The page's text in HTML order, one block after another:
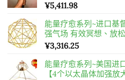
¥5,411.98
能量疗愈系列~进口基
强气场 有效冥想、放
¥3,316.25
能量疗愈系列~美国进
【4个以太晶体加强放